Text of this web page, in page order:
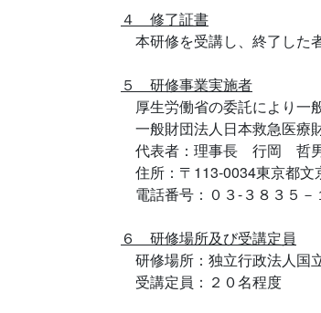
４ 修了証書
本研修を受講し、終了した
５ 研修事業実施者
厚生労働省の委託により一
一般財団法人日本救急医療
代表者：理事長 行岡 哲
住所：〒113-0034東京都
電話番号：０３-３８３５－
６ 研修場所及び受講定員
研修場所：独立行政法人国
受講定員：２０名程度